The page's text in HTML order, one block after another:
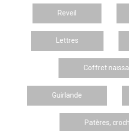
Reveil
Lettres
Coffret
Guirlande
Patères,